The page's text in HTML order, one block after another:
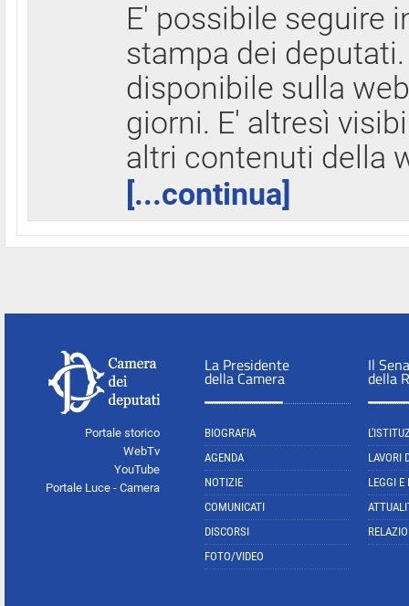
E' possibile seguire
stampa dei
disponibile sulla
giorni. E' altresì
altri contenuti della
[...continua]
Portale storico
WebTv
YouTube
Portale Luce - Camera
La Presidente
della Camera
BIOGRAFIA
AGENDA
NOTIZIE
COMUNICATI
DISCORSI
FOTO/VIDEO
Il
della
LAVORI
LEGGI E